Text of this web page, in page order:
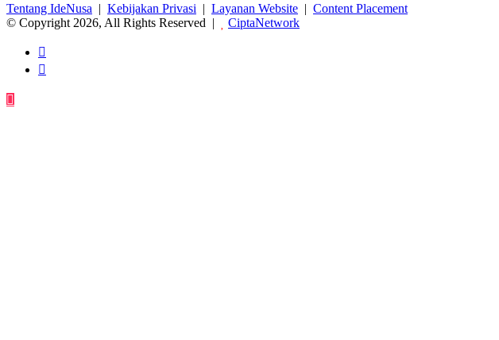
Tentang IdeNusa | Kebijakan Privasi | Layanan Website | Content Placement
© Copyright 2026, All Rights Reserved |
CiptaNetwork
Back
to